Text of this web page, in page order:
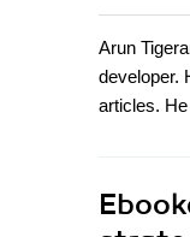
Arun
developer.
articles.